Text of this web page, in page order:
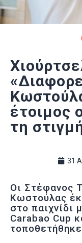
έτοιμος
τη
31
Οι Στέφανος
Κωστούλας
στο παιχνίδι
Carabao Cup